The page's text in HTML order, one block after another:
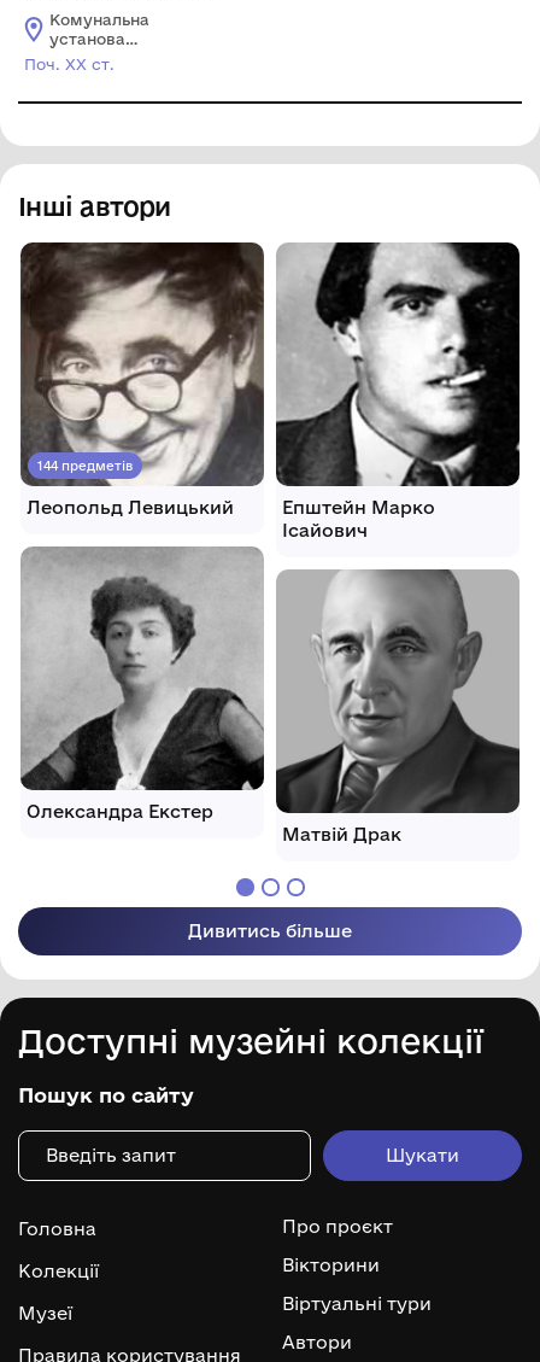
повітового комітету
Наймана
Комунальна
установа
"Ізмаїльський
Поч. ХХ ст.
Інші автори
144 предметів
Леопольд Левицький
Олександра Екстер
Епштейн Марко
Ісайович
Матвій Драк
Дивитись більше
Доступні музейні колекції
Пошук по сайту
Головна
Колекції
Музеї
Правила користування
Про проєкт
Вікторини
Віртуальні тури
Автори